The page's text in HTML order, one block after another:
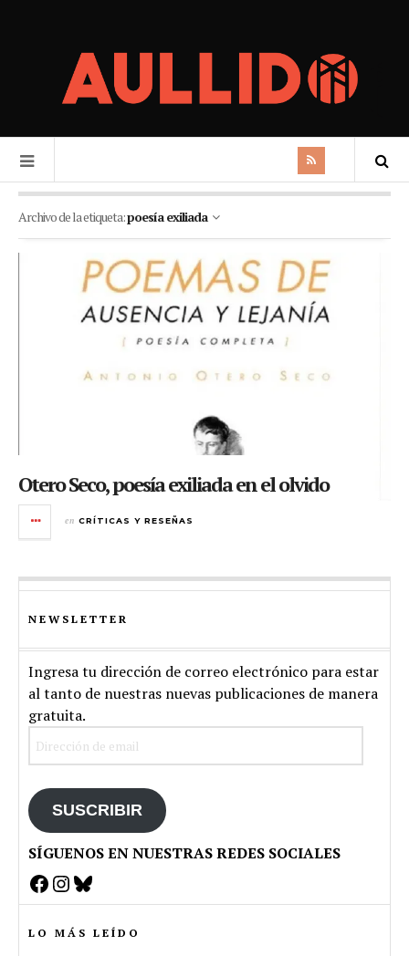
Archivo de la etiqueta:poesía exiliada
Otero Seco, poesía exiliada en el olvido
en CRÍTICAS Y RESEÑAS
NEWSLETTER
Ingresa tu dirección de correo electrónico para estar
al tanto de nuestras nuevas publicaciones de manera
gratuita.
SUSCRIBIR
SÍGUENOS EN NUESTRAS REDES SOCIALES
Facebook
Instagram
Bluesky
LO MÁS LEÍDO